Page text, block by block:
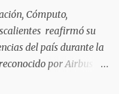
Servi...Cómputo,
reafirmó su
del país durante la
por Airbus